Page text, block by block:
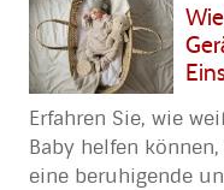
Erfahren Sie, wie
Baby helfen
eine beruhigende